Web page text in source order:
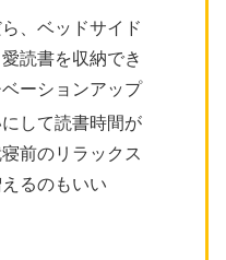
、ベッドサイド
読書を収納でき
ーションアップ
して読書時間が
前のリラックス
るのもいい